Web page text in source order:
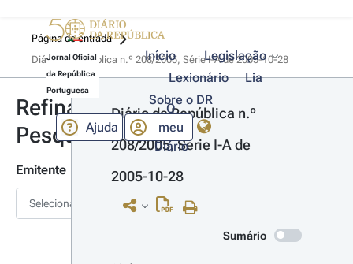
Jornal Oficial
da República
Portuguesa
Início
Legislação
Lexionário
Lia
Sobre o DR
Ajuda
O
meu
Diário
Página de entrada
Diário da República n.º 208/2005, Série I-A de 2005-10-28
Refinar
Pesquisa
Emitente
Selecionar
Diário da República n.º
208/2005, Série I-A de
2005-10-28
Sumário